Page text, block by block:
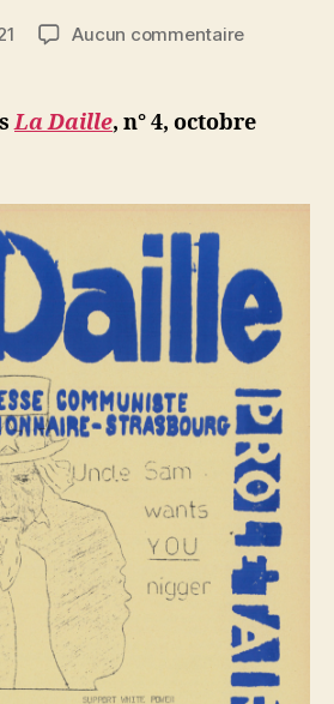
de
N
ji
b
Aucun commentairesur
La Daille, n° 4, octobre